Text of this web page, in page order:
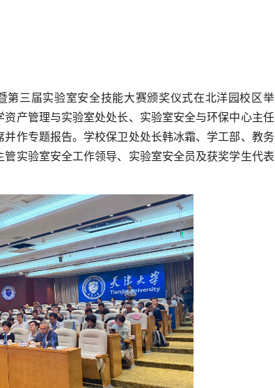
第三届实验室安全技能大赛颁奖仪式在北洋园校区举
产管理与实验室处处长、实验室安全与环保中心主任
作专题报告。学校保卫处处长韩冰霜、学工部、教务
实验室安全工作领导、实验室安全员及获奖学生代表